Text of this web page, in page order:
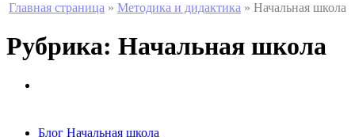
Главная страница » Методика и дидактика » Начальная школа
Рубрика: Начальная школа
Блог Начальная школа